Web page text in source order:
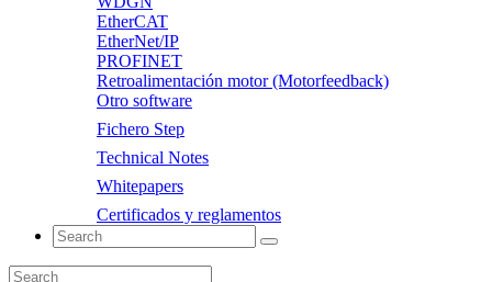
EtherCAT
EtherNet/IP
PROFINET
Retroalimentación motor (Motorfeedback)
Otro software
Fichero Step
Technical Notes
Whitepapers
Certificados y reglamentos